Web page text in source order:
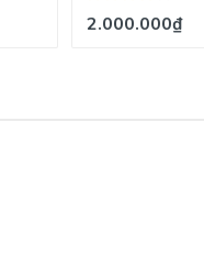
2.000.000₫